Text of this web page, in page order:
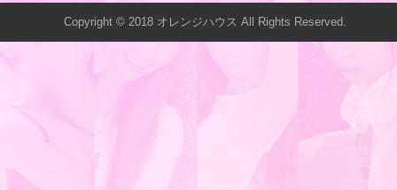
Copyright © 2018 オレンジハウス All Rights Reserved.